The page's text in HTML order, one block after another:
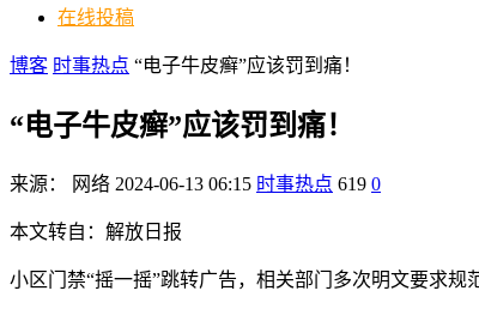
在线投稿
博客 时事热点 “电子牛皮癣”应该罚到痛！
“电子牛皮癣”应该罚到痛！
来源： 网络 2024-06-13 06:15 时事热点 619 0
本文转自：解放日报
小区门禁“摇一摇”跳转广告，相关部门多次明文要求规